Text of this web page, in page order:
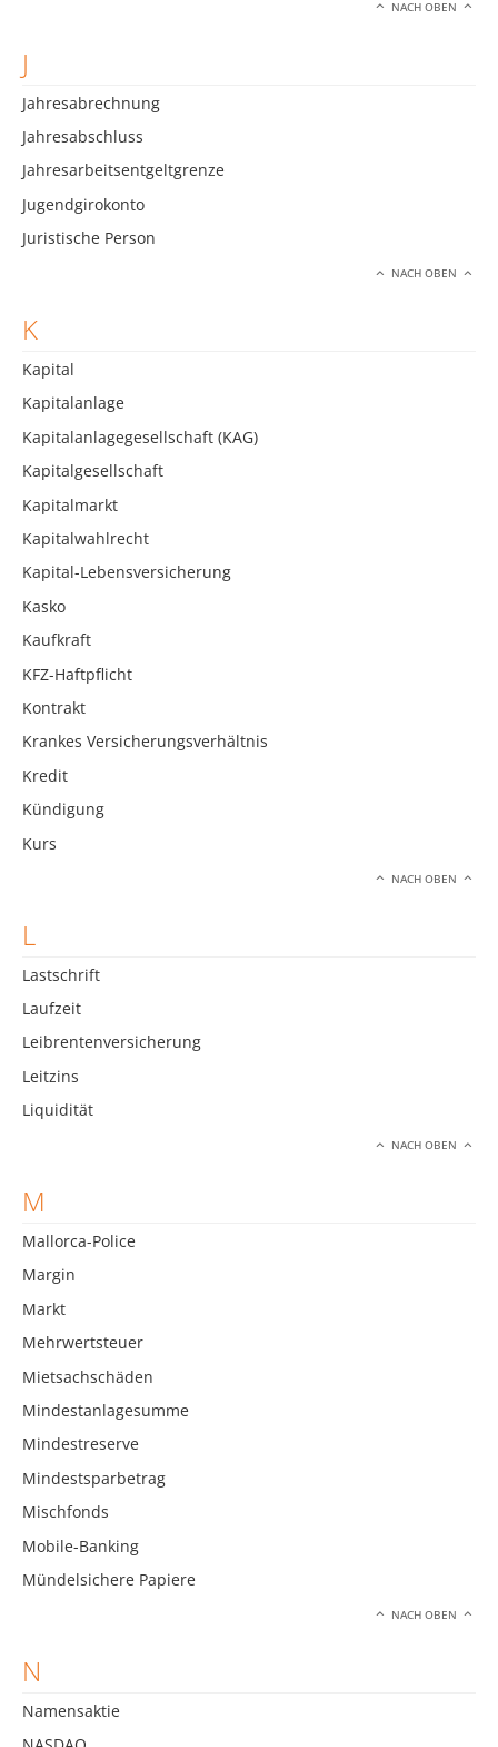
NACH OBEN
J
Jahresabrechnung
Jahresabschluss
Jahresarbeitsentgeltgrenze
Jugendgirokonto
Juristische Person
NACH OBEN
K
Kapital
Kapitalanlage
Kapitalanlagegesellschaft (KAG)
Kapitalgesellschaft
Kapitalmarkt
Kapitalwahlrecht
Kapital-Lebensversicherung
Kasko
Kaufkraft
KFZ-Haftpflicht
Kontrakt
Krankes Versicherungsverhältnis
Kredit
Kündigung
Kurs
NACH OBEN
L
Lastschrift
Laufzeit
Leibrentenversicherung
Leitzins
Liquidität
NACH OBEN
M
Mallorca-Police
Margin
Markt
Mehrwertsteuer
Mietsachschäden
Mindestanlagesumme
Mindestreserve
Mindestsparbetrag
Mischfonds
Mobile-Banking
Mündelsichere Papiere
NACH OBEN
N
Namensaktie